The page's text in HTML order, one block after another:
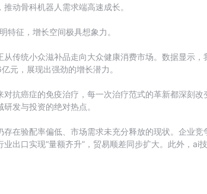
动骨科机器人需求端高速成长。
特征，增长空间极具想象力。
传统小众滋补品走向大众健康消费市场。数据显示，
，展现出强劲的增长潜力。
抗癌症的免疫治疗，每一次治疗范式的革新都深刻改
发与投资的绝对热点。
在验配率偏低、市场需求未充分释放的现状。企业竞
出口实现“量额齐升”，贸易顺差同步扩大。此外，ai